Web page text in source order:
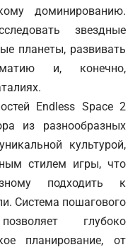
доминированию.
звездные
планеты, развивать
и, конечно,
Endless Space 2
из разнообразных
культурой,
стилем игры, что
подходить к
Система пошагового
глубоко
планирование, от